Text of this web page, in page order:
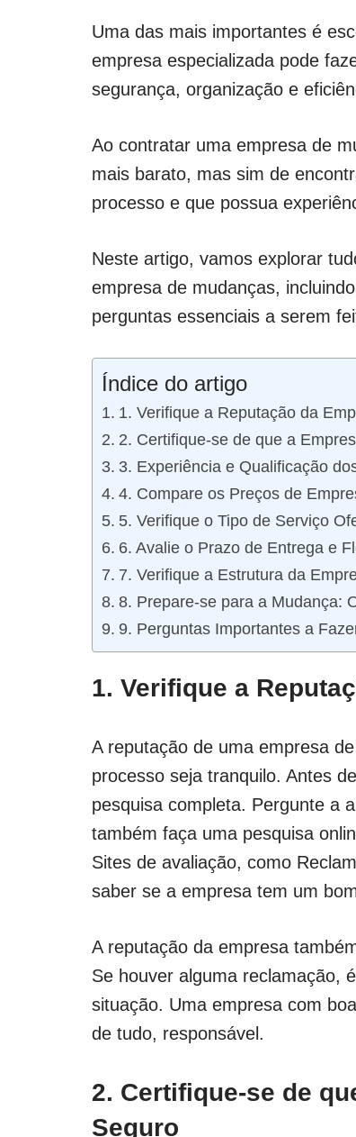
Uma das mais importantes é
empresa especializada pode
segurança, organização e
Ao contratar uma empresa de
mais barato, mas sim de
processo e que possua
Neste artigo, vamos explorar
empresa de mudanças,
perguntas essenciais a serem
Índice do artigo
1. Verifique a Reputação da
2. Certifique-se de que a
3. Experiência e Qualificação
4. Compare os Preços de
5. Verifique o Tipo de Serviço
6. Avalie o Prazo de Entrega e
7. Verifique a Estrutura da
8. Prepare-se para a Mudança:
9. Perguntas Importantes a
1. Verifique a
A reputação de uma empresa
processo seja tranquilo. Antes
pesquisa completa. Pergunte a
também faça uma pesquisa
Sites de avaliação, como
saber se a empresa tem um
A reputação da empresa
Se houver alguma reclamação,
situação. Uma empresa com
de tudo, responsável.
2. Certifique-se de
Seguro